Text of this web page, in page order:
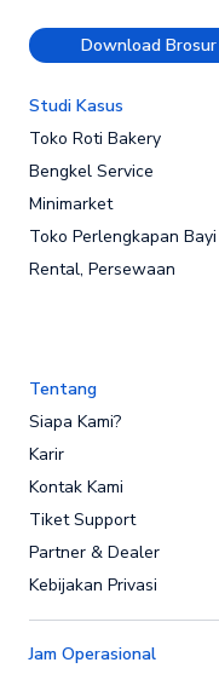
Download Brosur
Studi Kasus
Toko Roti Bakery
Bengkel Service
Minimarket
Toko Perlengkapan Bayi
Rental, Persewaan
Tentang
Siapa Kami?
Karir
Kontak Kami
Tiket Support
Partner & Dealer
Kebijakan Privasi
Jam Operasional